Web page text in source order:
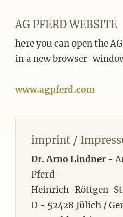
AG PFERD WEBSITE
here you can open the
in a new browser-
www.agpferd.com
imprint /
Dr. Arno Lindner -
Pferd -
Heinrich-Röttgen-
D - 52428 Jülich /